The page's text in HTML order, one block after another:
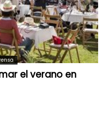
el verano en